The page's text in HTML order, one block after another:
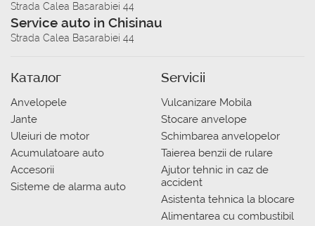
Strada Calea Basarabiei 44
Service auto in Chisinau
Strada Calea Basarabiei 44
Каталог
Anvelopele
Jante
Uleiuri de motor
Acumulatoare auto
Accesorii
Sisteme de alarma auto
Servicii
Vulcanizare Mobila
Stocare anvelope
Schimbarea anvelopelor
Taierea benzii de rulare
Ajutor tehnic in caz de
accident
Asistenta tehnica la blocare
Alimentarea cu combustibil